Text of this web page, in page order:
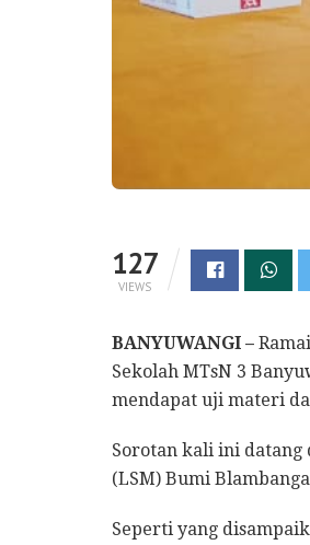
127
VIEWS
BANYUWANGI –
Sekolah MTsN 3
mendapat uji materi
Sorotan kali ini datang
(LSM) Bumi
Seperti yang